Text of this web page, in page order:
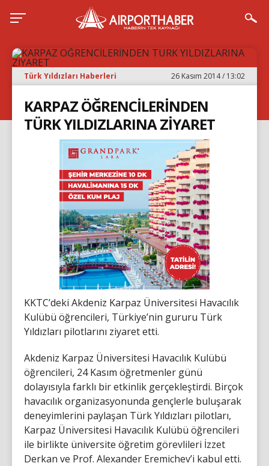
Türk Yıldızları Haberleri 26 Kasım 2014 / 13:02
KARPAZ ÖĞRENCİLERİNDEN
TÜRK YILDIZLARINA ZİYARET
KKTC’deki Akdeniz Karpaz Üniversitesi Havacılık
Kulübü öğrencileri, Türkiye’nin gururu Türk
Yıldızları pilotlarını ziyaret etti.
Akdeniz Karpaz Üniversitesi Havacılık Kulübü
öğrencileri, 24 Kasım öğretmenler günü
dolayısıyla farklı bir etkinlik gerçekleştirdi. Birçok
havacılık organizasyonunda gençlerle buluşarak
deneyimlerini paylaşan Türk Yıldızları pilotları,
Karpaz Üniversitesi Havacılık Kulübü öğrencileri
ile birlikte üniversite öğretim görevlileri İzzet
Derkan ve Prof. Alexander Eremichev’i kabul etti.